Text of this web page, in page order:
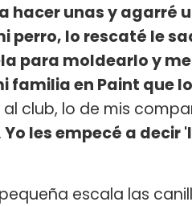
hacer unas y agarré
perro, lo rescaté le
para moldearlo y
familia en Paint que
club, lo de mis
Yo les empecé a decir
escala las